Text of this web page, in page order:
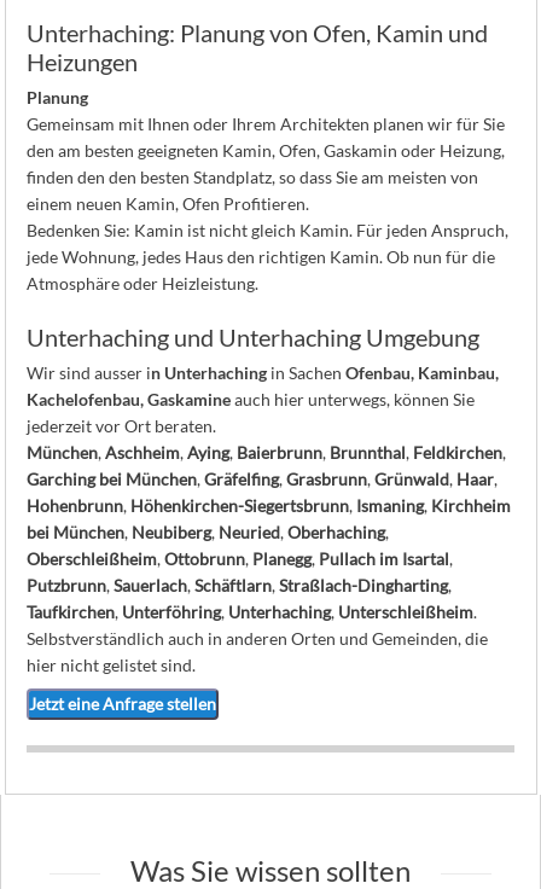
Unterhaching: Planung von Ofen, Kamin und
Heizungen
Planung
Gemeinsam mit Ihnen oder Ihrem Architekten planen wir für Sie
den am besten geeigneten Kamin, Ofen, Gaskamin oder Heizung,
finden den den besten Standplatz, so dass Sie am meisten von
einem neuen Kamin, Ofen Profitieren.
Bedenken Sie: Kamin ist nicht gleich Kamin. Für jeden Anspruch,
jede Wohnung, jedes Haus den richtigen Kamin. Ob nun für die
Atmosphäre oder Heizleistung.
Unterhaching und Unterhaching Umgebung
Wir sind ausser in Unterhaching in SachenOfenbau, Kaminbau,
Kachelofenbau, Gaskamineauch hier unterwegs, können Sie
jederzeit vor Ort beraten.
München,Aschheim,Aying, Baierbrunn, Brunnthal, Feldkirchen,
Garching bei München,Gräfelfing,Grasbrunn,Grünwald, Haar,
Hohenbrunn, Höhenkirchen-Siegertsbrunn, Ismaning, Kirchheim
bei München, Neubiberg, Neuried,Oberhaching,
Oberschleißheim,Ottobrunn, Planegg, Pullach im Isartal,
Putzbrunn,Sauerlach,Schäftlarn,Straßlach-Dingharting,
Taufkirchen, Unterföhring, Unterhaching, Unterschleißheim.
Selbstverständlich auch in anderen Orten und Gemeinden, die
hier nicht gelistet sind.
Jetzt eine Anfrage stellen
Was Sie wissen sollten